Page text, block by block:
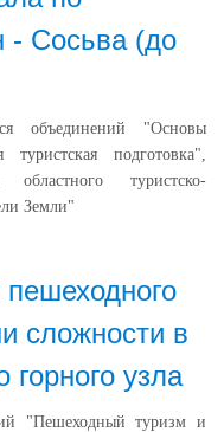
- Сосьва (до
объединений "Основы
туристская подготовка",
туристско-
Земли"
сложности в
горного узла
"Пешеходный туризм и